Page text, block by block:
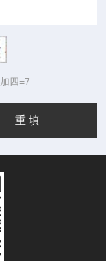
四=7